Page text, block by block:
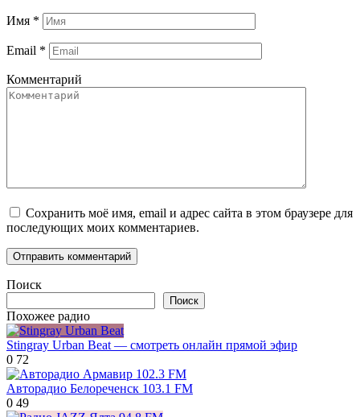
Имя *
Email *
Комментарий
Сохранить моё имя, email и адрес сайта в этом браузере для
последующих моих комментариев.
Поиск
Поиск
Похожее радио
Stingray Urban Beat — смотреть онлайн прямой эфир
0 72
Авторадио Белореченск 103.1 FM
0 49